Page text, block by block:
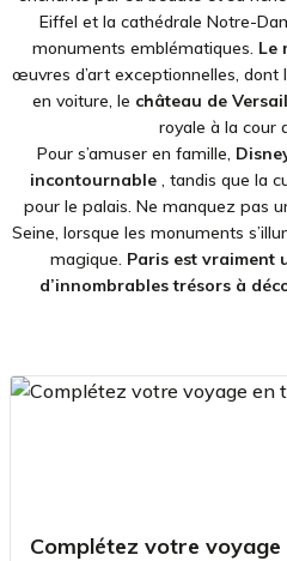
Eiffel et la cathédrale Notre-
monuments emblématiques. Le
œuvres d’art exceptionnelles, dont
en voiture, le château de
royale à la cour
Pour s’amuser en famille,
incontournable, tandis que la
pour le palais. Ne manquez pas
Seine, lorsque les monuments
magique. Paris est vraiment
d’innombrables trésors à
Complétez votre